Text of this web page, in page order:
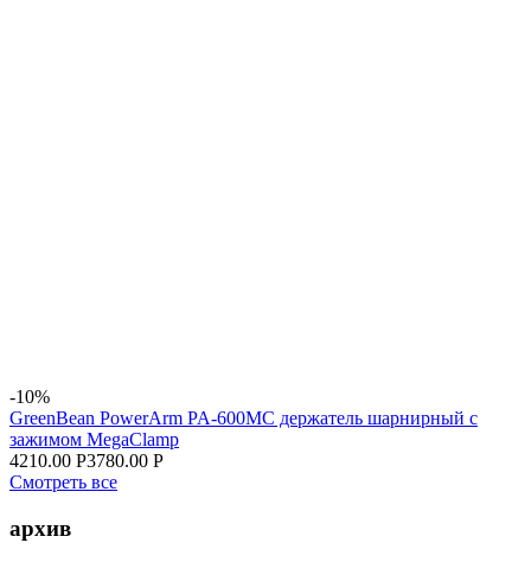
-10%
GreenBean PowerArm PA-600MC держатель шарнирный с
зажимом MegaClamp
4210.00 Р3780.00 Р
Смотреть все
архив